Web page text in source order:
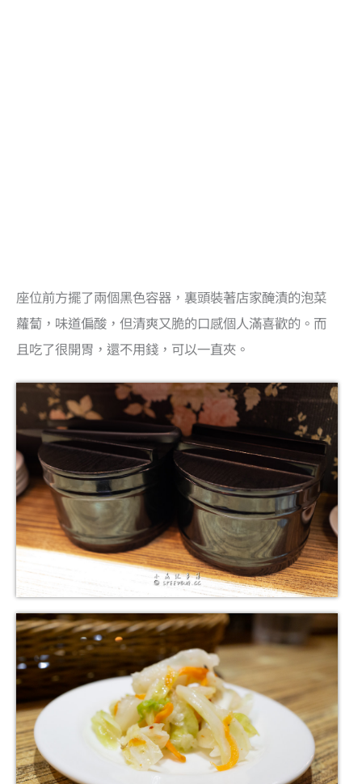
座位前方擺了兩個黑色容器，裏頭裝著店家醃漬的泡菜
蘿蔔，味道偏酸，但清爽又脆的口感個人滿喜歡的。而
且吃了很開胃，還不用錢，可以一直夾。